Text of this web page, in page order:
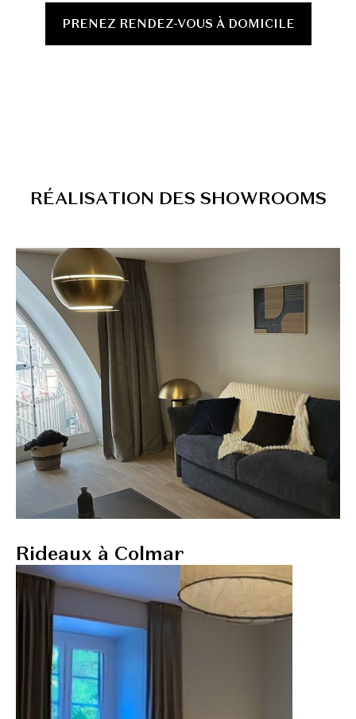
PRENEZ RENDEZ-VOUS À DOMICILE
RÉALISATION DES SHOWROOMS
Rideaux à Colmar